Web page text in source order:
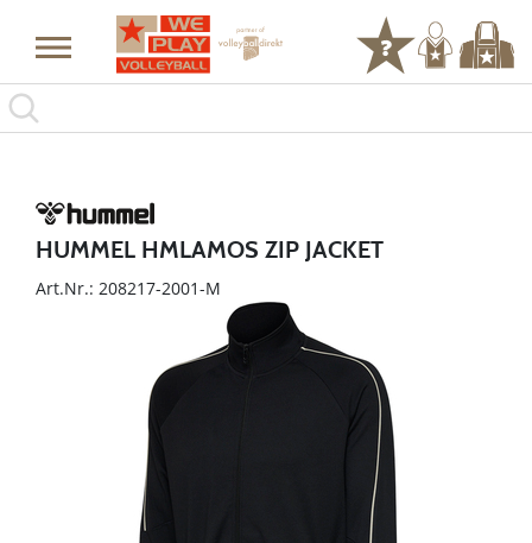
HUMMEL HMLAMOS ZIP JACKET
Art.Nr.: 208217-2001-M